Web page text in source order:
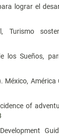
lograr el
Turismo
los Sueños,
América
of